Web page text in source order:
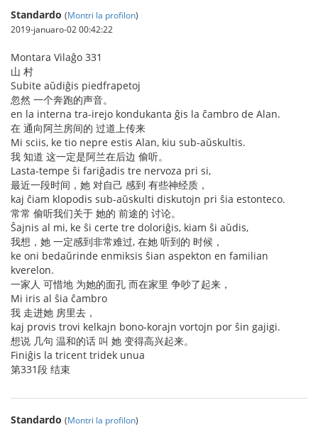
Standardo (Montri la profilon)
2019-januaro-02 00:42:22
Montara Vilaĝo 331
山 村
Subite aŭdiĝis piedfrapetoj
忽然 一个奔跑的声音。
en la interna tra-irejo kondukanta ĝis la ĉambro de Alan.
在 通向阿兰房间的 过道上传来
Mi sciis, ke tio nepre estis Alan, kiu sub-aŭskultis.
我 知道 这一定是阿兰在后边 偷听。
Lasta-tempe ŝi fariĝadis tre nervoza pri si,
最近一段时间，她 对自己 感到 有些神经质，
kaj ĉiam klopodis sub-aŭskulti diskutojn pri ŝia estonteco.
常常 偷听我们关于 她的 前途的 讨论。
Ŝajnis al mi, ke ŝi certe tre doloriĝis, kiam ŝi aŭdis,
我想，她 一定感到非常难过, 在她 听到的 时候，
ke oni bedaŭrinde enmiksis ŝian aspekton en familian
kverelon.
一家人 可惜地 为她的面孔 而在家里 争吵了起来，
Mi iris al ŝia ĉambro
我 走进她 房里去，
kaj provis trovi kelkajn bono-korajn vortojn por ŝin gajigi.
想说 几句 温和的话 叫 她 变得高兴起来。
Finiĝis la tricent tridek unua
第331段 结束
Standardo (Montri la profilon)